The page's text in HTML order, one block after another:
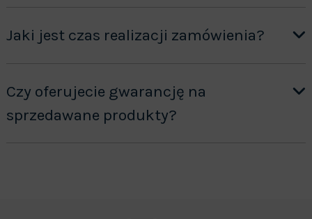
Jaki jest czas realizacji zamówienia?
Czy oferujecie gwarancję na
sprzedawane produkty?